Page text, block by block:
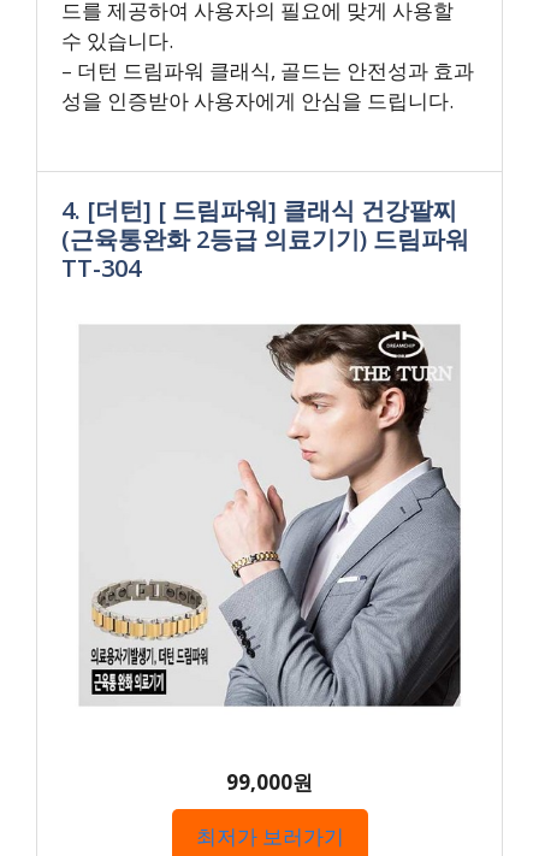
드를 제공하여 사용자의 필요에 맞게 사용할
수 있습니다.
– 더턴 드림파워 클래식, 골드는 안전성과 효과
성을 인증받아 사용자에게 안심을 드립니다.
4. [더턴] [ 드림파워] 클래식 건강팔찌
(근육통완화 2등급 의료기기) 드림파워
TT-304
99,000원
최저가 보러가기